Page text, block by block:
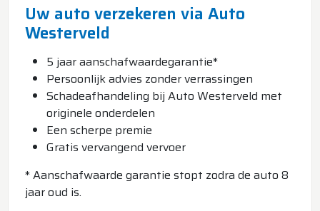
Uw auto verzekeren via Auto
Westerveld
5 jaar aanschafwaardegarantie*
Persoonlijk advies zonder verrassingen
Schadeafhandeling bij Auto Westerveld met
originele onderdelen
Een scherpe premie
Gratis vervangend vervoer
* Aanschafwaarde garantie stopt zodra de auto 8
jaar oud is.